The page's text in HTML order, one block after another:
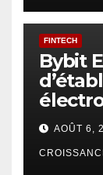
FINTECH
Bybit
AOÛT 6,